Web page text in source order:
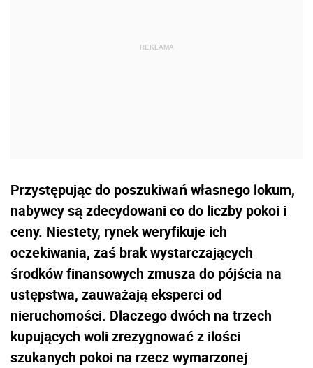
Przystępując do poszukiwań własnego lokum,
nabywcy są zdecydowani co do liczby pokoi i
ceny. Niestety, rynek weryfikuje ich
oczekiwania, zaś brak wystarczających
środków finansowych zmusza do pójścia na
ustępstwa, zauważają eksperci od
nieruchomości. Dlaczego dwóch na trzech
kupujących woli zrezygnować z ilości
szukanych pokoi na rzecz wymarzonej